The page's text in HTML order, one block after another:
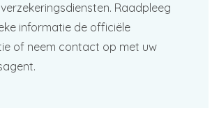
Raadpleeg
informatie de officiële
of neem contact op met uw